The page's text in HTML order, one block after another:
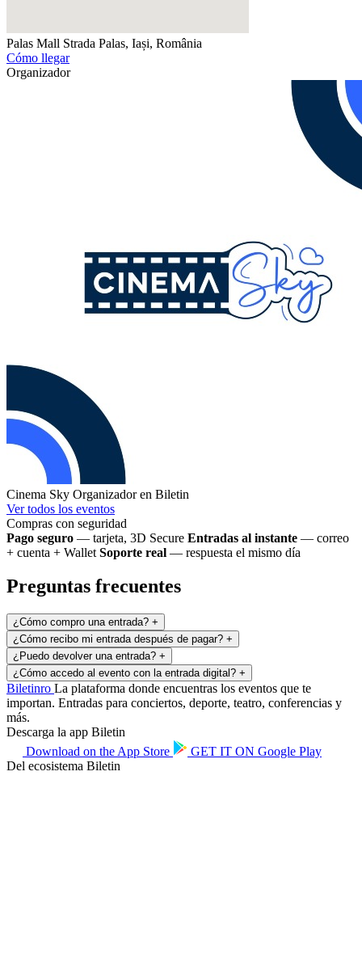
Palas Mall Strada Palas, Iași, România
Cómo llegar
Organizador
Cinema Sky Organizador en Biletin
Ver todos los eventos
Compras con seguridad
Pago seguro — tarjeta, 3D Secure Entradas al instante — correo
+ cuenta + Wallet Soporte real — respuesta el mismo día
Preguntas frecuentes
¿Cómo compro una entrada? +
¿Cómo recibo mi entrada después de pagar? +
¿Puedo devolver una entrada? +
¿Cómo accedo al evento con la entrada digital? +
Biletinro La plataforma donde encuentras los eventos que te
importan. Entradas para conciertos, deporte, teatro, conferencias y
más.
Descarga la app Biletin
Download on the App Store GET IT ON Google Play
Del ecosistema Biletin